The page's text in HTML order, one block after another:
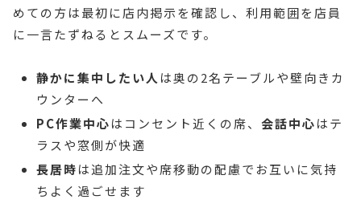
めての方は最初に店内掲示を確認し、利用範囲を店員
に一言たずねるとスムーズです。
静かに集中したい人 は奥の2名テーブルや壁向きカ
ウンターへ
PC作業中心はコンセント近くの席、 会話中心はテ
ラスや窓側が快適
長居時は追加注文や席移動の配慮でお互いに気持
ちよく過ごせます